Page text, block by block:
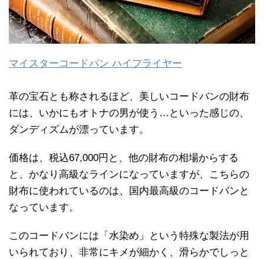
マイスターコードバン ハイフライヤー
革の宝石とも称されるほど、美しいコードバンの財布
には、いかにもオトナの男が使う…といった感じの、
ダンディズムが漂っています。
価格は、税込67,000円と、他の財布の相場からする
と、かなり高級なラインになっていますが、こちらの
財布に使われているのは、国内最高級のコードバンと
なっています。
このコードバンには「水染め」という特殊な製法が用
いられており、非常にキメが細かく、滑らかでしっと